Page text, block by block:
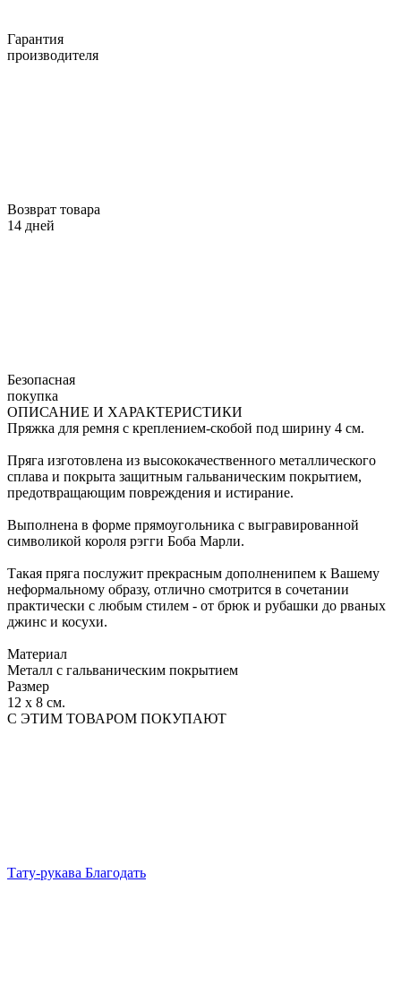
Гарантия
производителя
Возврат товара
14 дней
Безопасная
покупка
ОПИСАНИЕ И ХАРАКТЕРИСТИКИ
Пряжка для ремня с креплением-скобой под ширину 4 см.
Пряга изготовлена из высококачественного металлического
сплава и покрыта защитным гальваническим покрытием,
предотвращающим повреждения и истирание.
Выполнена в форме прямоугольника с выгравированной
символикой короля рэгги Боба Марли.
Такая пряга послужит прекрасным дополненипем к Вашему
неформальному образу, отлично смотрится в сочетании
практически с любым стилем - от брюк и рубашки до рваных
джинс и косухи.
Материал
Металл с гальваническим покрытием
Размер
12 х 8 см.
С ЭТИМ ТОВАРОМ ПОКУПАЮТ
Тату-рукава Благодать